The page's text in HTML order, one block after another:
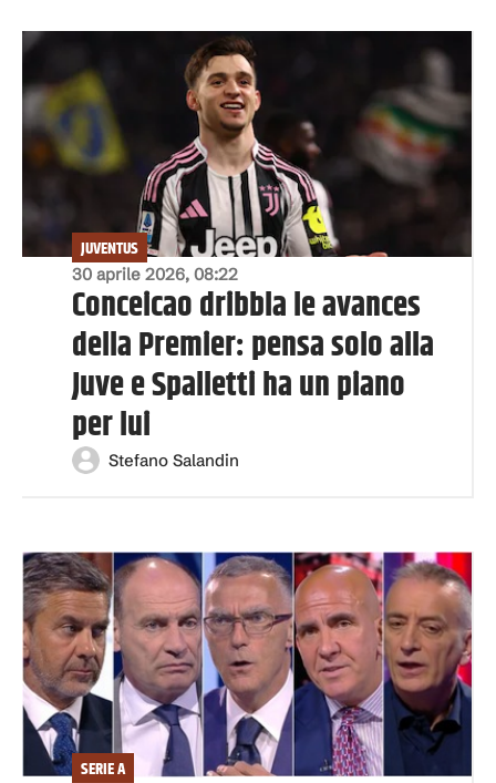
30 aprile 2026, 08:22
JUVENTUS
Conceicao dribbla le avances
della Premier: pensa solo alla
Juve e Spalletti ha un piano
per lui
Stefano Salandin
SERIE A